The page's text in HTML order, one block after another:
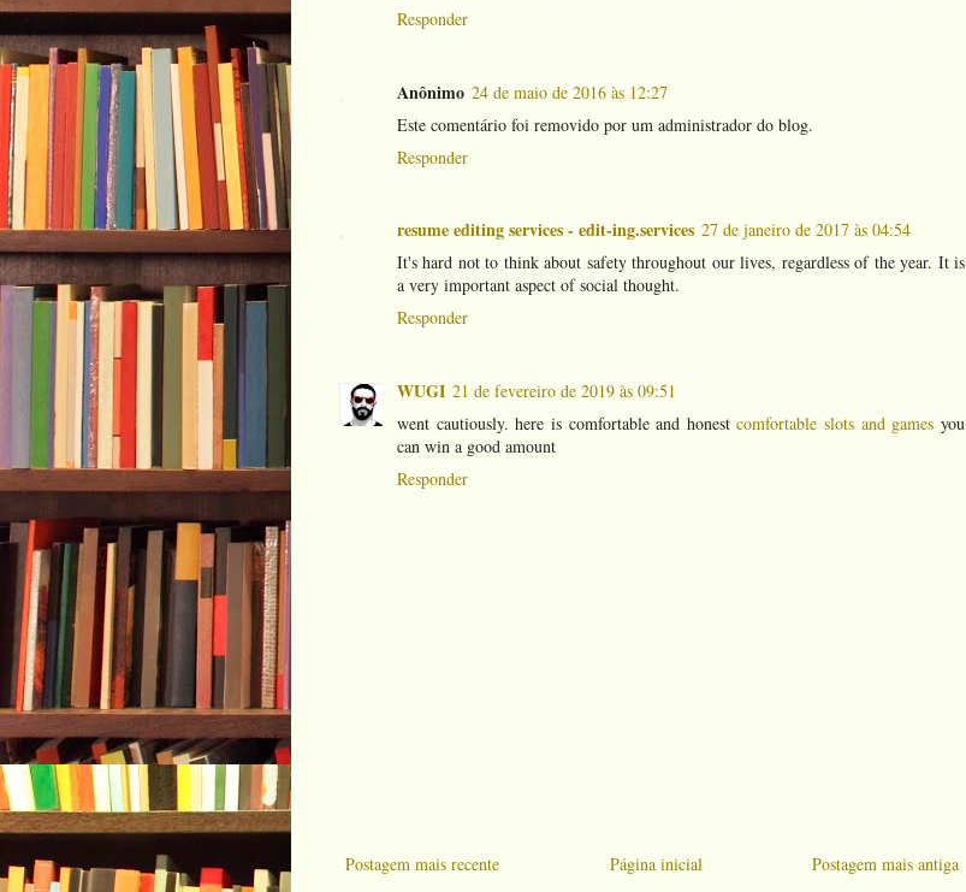
Responder
Anônimo 24 de maio de 2016 às 12:27
Este comentário foi removido por um administrador do blog.
Responder
resume editing services - edit-ing.services 27 de janeiro de 2017 às 04:54
It's hard not to think about safety throughout our lives, regardless of the year. It is
a very important aspect of social thought.
Responder
WUGI 21 de fevereiro de 2019 às 09:51
went cautiously. here is comfortable and honestcomfortable slots and games you
can win a good amount
Responder
Postagem mais recente Postagem mais antiga
Página inicial